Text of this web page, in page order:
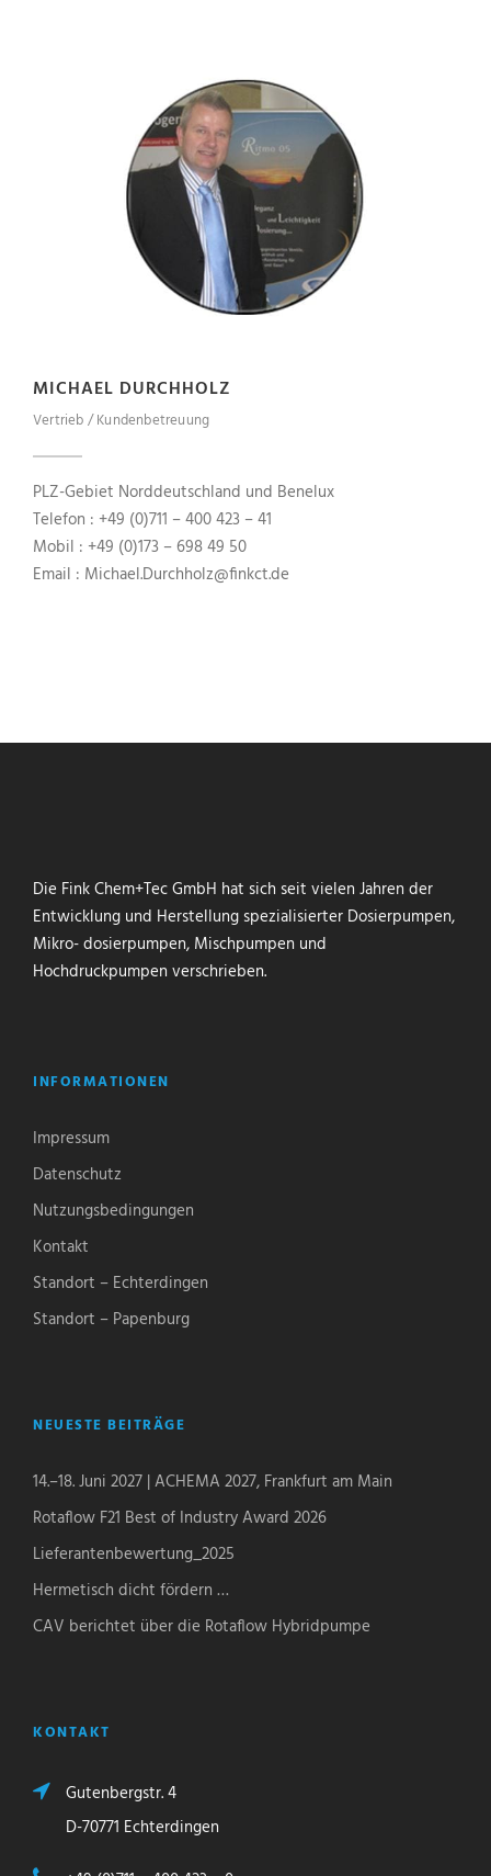
MICHAEL DURCHHOLZ
Vertrieb / Kundenbetreuung
PLZ-Gebiet Norddeutschland und Benelux
Telefon : +49 (0)711 – 400 423 – 41
Mobil : +49 (0)173 – 698 49 50
Email : Michael.Durchholz@finkct.de
Die Fink Chem+Tec GmbH hat sich seit vielen Jahren der
Entwicklung und Herstellung spezialisierter Dosierpumpen,
Mikro- dosierpumpen, Mischpumpen und
Hochdruckpumpen verschrieben.
INFORMATIONEN
Impressum
Datenschutz
Nutzungsbedingungen
Kontakt
Standort – Echterdingen
Standort – Papenburg
NEUESTE BEITRÄGE
14.–18. Juni 2027 | ACHEMA 2027, Frankfurt am Main
Rotaflow F21 Best of Industry Award 2026
Lieferantenbewertung_2025
Hermetisch dicht fördern …
CAV berichtet über die Rotaflow Hybridpumpe
KONTAKT
Gutenbergstr. 4
D-70771 Echterdingen